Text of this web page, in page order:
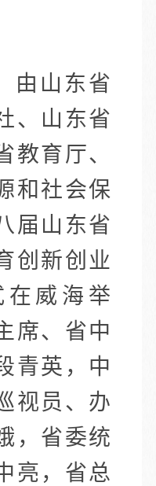
由山东省
、山东省
教育厅、
和社会保
届山东省
创新创业
威海举
席、省中
青英，中
视员、办
，省委统
亮，省总